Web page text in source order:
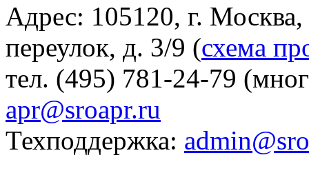
Адрес: 105120, г.
переулок, д. 3/9 (схема
тел. (495) 781-24-79
apr@sroapr.ru
Техподдержка: